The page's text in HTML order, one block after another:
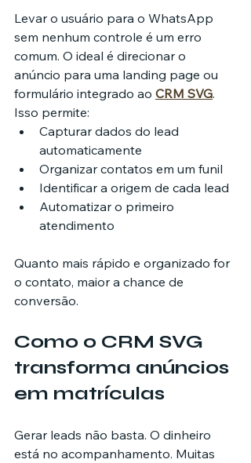
Levar o usuário para o WhatsApp
sem nenhum controle é um erro
comum. O ideal é direcionar o
anúncio para uma landing page ou
formulário integrado ao CRM SVG.
Isso permite:
Capturar dados do lead
automaticamente
Organizar contatos em um funil
Identificar a origem de cada lead
Automatizar o primeiro
atendimento
Quanto mais rápido e organizado for
o contato, maior a chance de
conversão.
Como o CRM SVG
transforma anúncios
em matrículas
Gerar leads não basta. O dinheiro
está no acompanhamento. Muitas